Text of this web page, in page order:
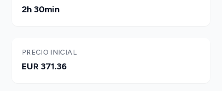
2h 30min
PRECIO INICIAL
EUR 371.36